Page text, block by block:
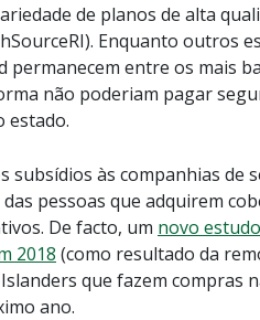
de planos de alta
Enquanto outros
permanecem entre os mais
não poderiam pagar
estado.
subsídios às companhias de
pessoas que adquirem
De facto, um novo
2018 (como resultado da
que fazem compras
ano.